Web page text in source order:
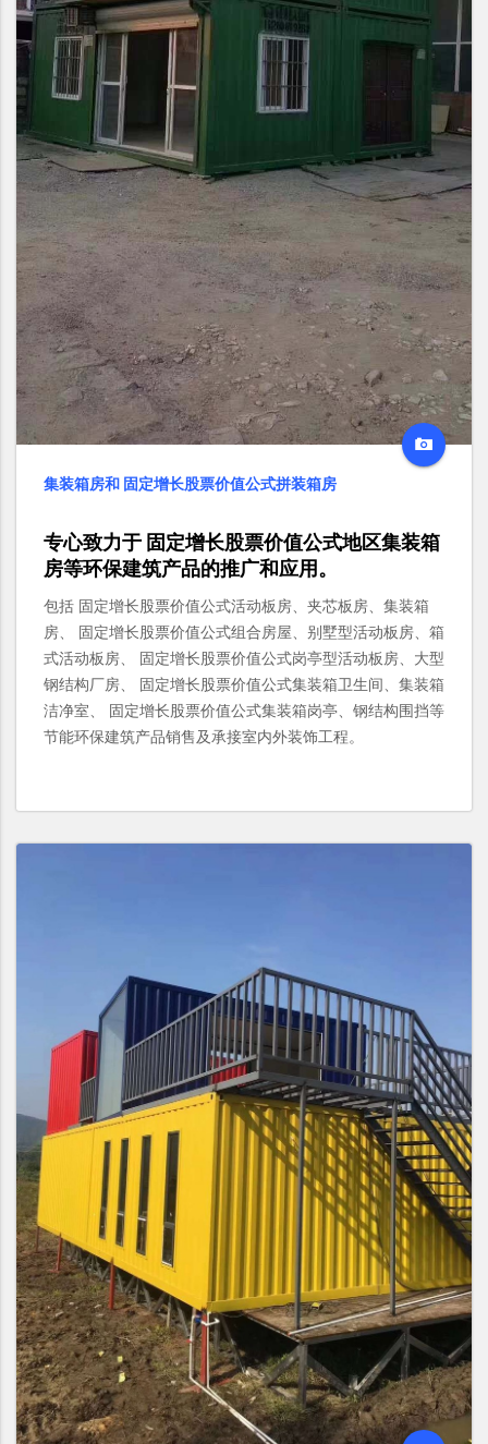
集装箱房和 固定增长股票价值公式拼装箱房
专心致力于 固定增长股票价值公式地区集装箱
房等环保建筑产品的推广和应用。
包括 固定增长股票价值公式活动板房、夹芯板房、集装箱
房、 固定增长股票价值公式组合房屋、别墅型活动板房、箱
式活动板房、 固定增长股票价值公式岗亭型活动板房、大型
钢结构厂房、 固定增长股票价值公式集装箱卫生间、集装箱
洁净室、 固定增长股票价值公式集装箱岗亭、钢结构围挡等
节能环保建筑产品销售及承接室内外装饰工程。